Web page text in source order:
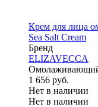
Крем для лица
Sea Salt Cream
Бренд
ELIZAVECCA
1 656 руб.
Нет в наличии
Нет в наличии